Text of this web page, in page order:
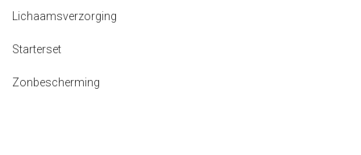
Lichaamsverzorging
Starterset
Zonbescherming